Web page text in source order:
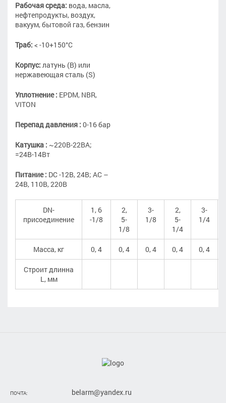
Рабочая среда: вода, масла,
нефтепродукты, воздух,
вакуум, бытовой газ, бензин
Траб: < -10+150°С
Корпус: латунь (В) или
нержавеющая сталь (S)
Уплотнение : EPDM, NBR,
VITON
Перепад давления : 0-16 бар
Катушка : ~220В-22ВА;
=24В-14Вт
Питание : DC -12В, 24В; AC –
24В, 110В, 220В
DN-
присоединение
1, 6
-1/8
2,
5-
1/8
3-
1/8
2,
5-
1/4
3-
1/4
Масса, кг 0, 4 0, 4 0, 4 0, 4 0, 4
Строит длинна
L, мм
ПОЧТА:
belarm@yandex.ru